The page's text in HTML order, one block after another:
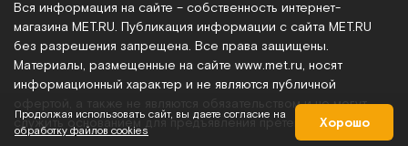
Вся информация на сайте – собственность интернет-
магазина MET.RU. Публикация информации с сайта MET.RU
без разрешения запрещена. Все права защищены.
Материалы, размещенные на сайте www.met.ru , носят
информационный характер и не являются публичной
офертой, а также не являются обязательством и не могут
служить основанием для предъявления претензий.
Продолжая использовать сайт, вы даете согласие на
обработку файлов cookies
Хорошо